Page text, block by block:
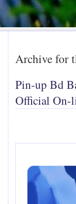
Archive for
Pin-up Bd
Official On-